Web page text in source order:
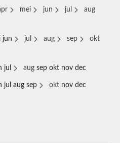
mei jun jul
aug
jun jul aug sep
okt
jul aug sep okt nov dec
jul aug sep okt nov dec